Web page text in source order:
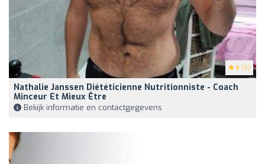
5 (5)
Nathalie Janssen Diététicienne Nutritionniste - Coach
Minceur Et Mieux Être
Bekijk informatie en contactgegevens